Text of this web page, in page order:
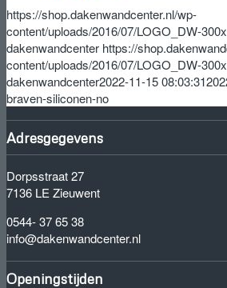
https://shop.dakenwandcenter.nl/wp-
content/uploads/2016/07/LOGO_DW-
dakenwandcenter https://
content/uploads/2016/07/LOGO_DW-
dakenwandcenter2022-11-15 08:03:31
braven-siliconen-no
Adresgegevens
Dorpsstraat 27
7136 LE Zieuwent
0544- 37 65 38
info@dakenwandcenter.nl
Openingstijden